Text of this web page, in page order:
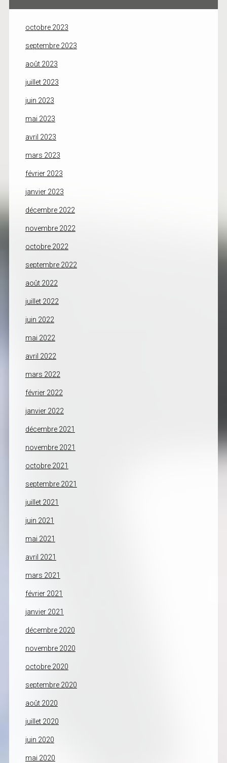
octobre 2023
septembre 2023
août 2023
juillet 2023
juin 2023
mai 2023
avril 2023
mars 2023
février 2023
janvier 2023
décembre 2022
novembre 2022
octobre 2022
septembre 2022
août 2022
juillet 2022
juin 2022
mai 2022
avril 2022
mars 2022
février 2022
janvier 2022
décembre 2021
novembre 2021
octobre 2021
septembre 2021
juillet 2021
juin 2021
mai 2021
avril 2021
mars 2021
février 2021
janvier 2021
décembre 2020
novembre 2020
octobre 2020
septembre 2020
août 2020
juillet 2020
juin 2020
mai 2020